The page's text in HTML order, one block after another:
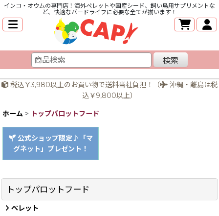
インコ・オウムの専門店！海外ペレットや国産シード、飼い鳥用サプリメントな
ど、快適なバードライフに必要な全てが揃います！
検索
税込￥3,980以上のお買い物で送料当社負担！（
沖縄・離島は税
込￥9,800以上）
ホーム > トップパロットフード
公式ショップ限定♪「マ
グネット」プレゼント！
トップパロットフード
ペレット